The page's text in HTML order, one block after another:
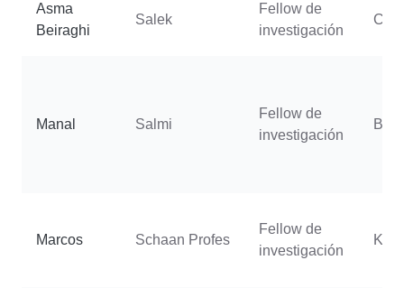
Asma
Beiraghi
Salek
Fellow de
investigación
Manal Salmi
Fellow de
investigación
Marcos Schaan Profes
Fellow de
investigación